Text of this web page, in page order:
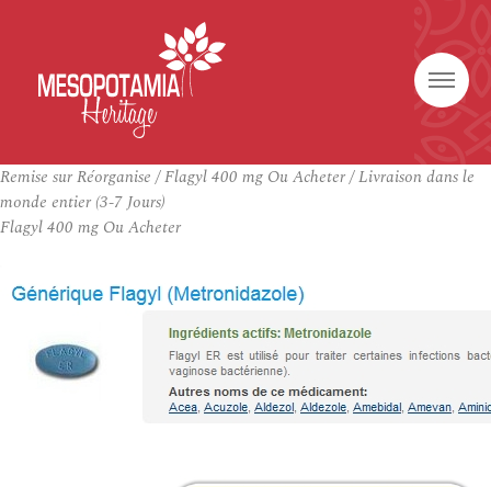
Remise sur Réorganise / Flagyl 400 mg Ou Acheter / Livraison dans le
monde entier (3-7 Jours)
Flagyl 400 mg Ou Acheter